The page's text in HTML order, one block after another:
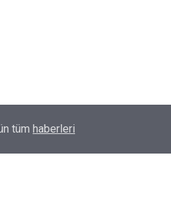
Allah'tır
tüm haberleri